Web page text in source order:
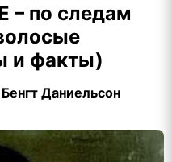
– по следам
и факты)
Даниельсон